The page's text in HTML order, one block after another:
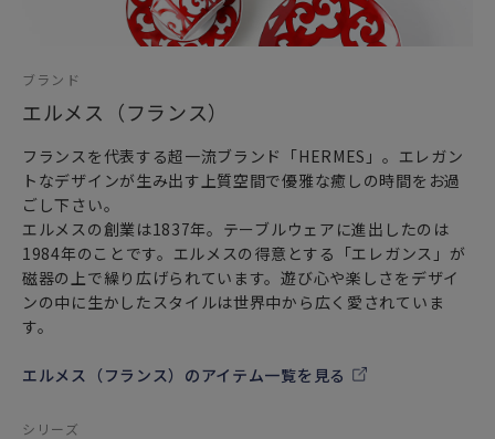
ブランド
エルメス（フランス）
フランスを代表する超一流ブランド「HERMES」。エレガン
トなデザインが生み出す上質空間で優雅な癒しの時間をお過
ごし下さい。
エルメスの創業は1837年。テーブルウェアに進出したのは
1984年のことです。エルメスの得意とする「エレガンス」が
磁器の上で繰り広げられています。遊び心や楽しさをデザイ
ンの中に生かしたスタイルは世界中から広く愛されていま
す。
エルメス（フランス）のアイテム一覧を見る
シリーズ